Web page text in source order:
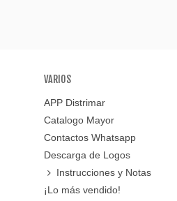
VARIOS
APP Distrimar
Catalogo Mayor
Contactos Whatsapp
Descarga de Logos
Instrucciones y Notas
¡Lo más vendido!